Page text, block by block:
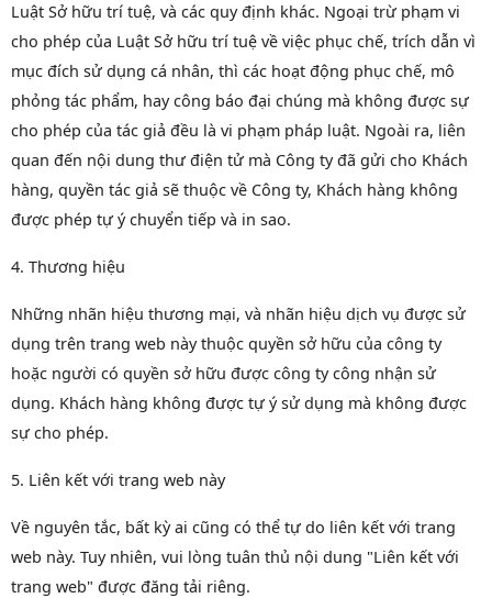
Luật Sở hữu trí tuệ, và các quy định khác. Ngoại trừ phạm vi
cho phép của Luật Sở hữu trí tuệ về việc phục chế, trích dẫn vì
mục đích sử dụng cá nhân, thì các hoạt động phục chế, mô
phỏng tác phẩm, hay công báo đại chúng mà không được sự
cho phép của tác giả đều là vi phạm pháp luật. Ngoài ra, liên
quan đến nội dung thư điện tử mà Công ty đã gửi cho Khách
hàng, quyền tác giả sẽ thuộc về Công ty, Khách hàng không
được phép tự ý chuyển tiếp và in sao.
4. Thương hiệu
Những nhãn hiệu thương mại, và nhãn hiệu dịch vụ được sử
dụng trên trang web này thuộc quyền sở hữu của công ty
hoặc người có quyền sở hữu được công ty công nhận sử
dụng. Khách hàng không được tự ý sử dụng mà không được
sự cho phép.
5. Liên kết với trang web này
Về nguyên tắc, bất kỳ ai cũng có thể tự do liên kết với trang
web này. Tuy nhiên, vui lòng tuân thủ nội dung "Liên kết với
trang web" được đăng tải riêng.